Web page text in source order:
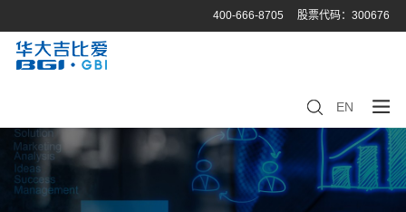
股票代码：300676
400-666-8705
EN